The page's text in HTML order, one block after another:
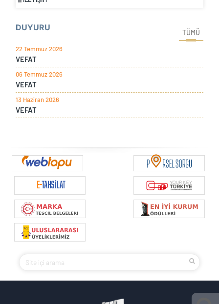
DUYURU
TÜMÜ
22 Temmuz 2026
VEFAT
06 Temmuz 2026
VEFAT
13 Haziran 2026
VEFAT